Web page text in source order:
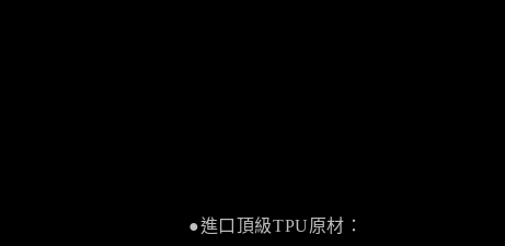
●進口頂級TPU原材：